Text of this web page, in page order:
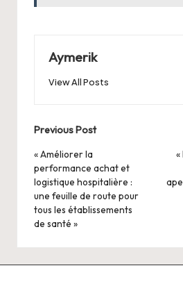
Aymerik
View All Posts
Post
navigation
Previous Post
« Améliorer la
performance achat et
logistique hospitalière :
une feuille de route pour
tous les établissements
de santé »